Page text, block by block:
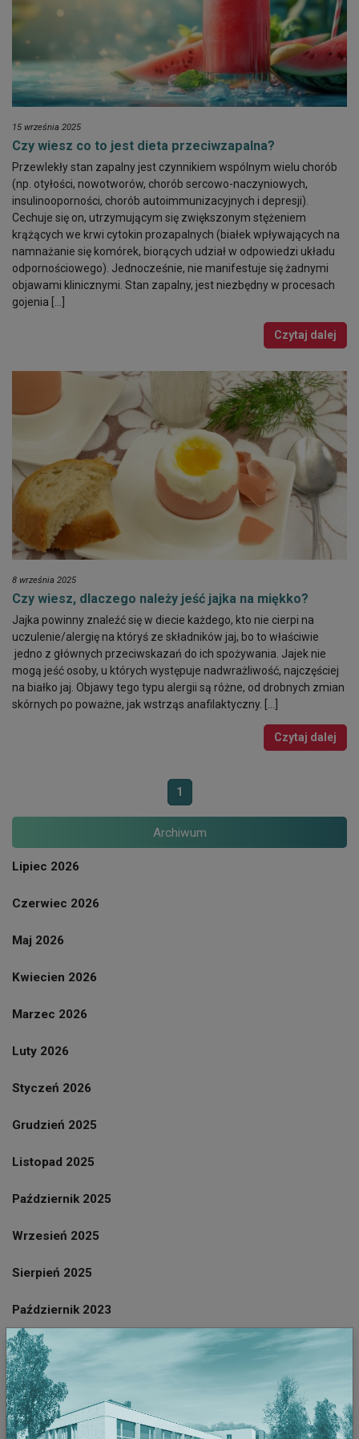
15 września 2025
Czy wiesz co to jest dieta przeciwzapalna?
Przewlekły stan zapalny jest czynnikiem wspólnym wielu chorób
(np. otyłości, nowotworów, chorób sercowo-naczyniowych,
insulinooporności, chorób autoimmunizacyjnych i depresji).
Cechuje się on, utrzymującym się zwiększonym stężeniem
krążących we krwi cytokin prozapalnych (białek wpływających na
namnażanie się komórek, biorących udział w odpowiedzi układu
odpornościowego). Jednocześnie, nie manifestuje się żadnymi
objawami klinicznymi. Stan zapalny, jest niezbędny w procesach
gojenia […]
Czytaj dalej
8 września 2025
Czy wiesz, dlaczego należy jeść jajka na miękko?
Jajka powinny znaleźć się w diecie każdego, kto nie cierpi na
uczulenie/alergię na któryś ze składników jaj, bo to właściwie
jedno z głównych przeciwskazań do ich spożywania. Jajek nie
mogą jeść osoby, u których występuje nadwrażliwość, najczęściej
na białko jaj. Objawy tego typu alergii są różne, od drobnych zmian
skórnych po poważne, jak wstrząs anafilaktyczny. […]
Czytaj dalej
1
Archiwum
Lipiec 2026
Czerwiec 2026
Maj 2026
Kwiecien 2026
Marzec 2026
Luty 2026
Styczeń 2026
Grudzień 2025
Listopad 2025
Październik 2025
Wrzesień 2025
Sierpień 2025
Październik 2023
Wrzesień 2023
Sierpień 2023
Lipiec 2023